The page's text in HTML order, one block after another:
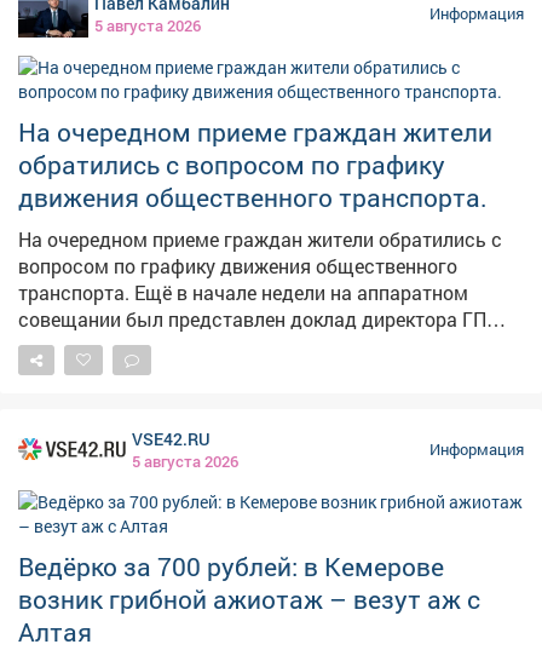
5 августа 2026
Информация
На очередном приеме граждан жители
обратились с вопросом по графику
движения общественного транспорта.
На очередном приеме граждан жители обратились с
вопросом по графику движения общественного
транспорта. Ещё в начале недели на аппаратном
совещании был представлен доклад директора ГП
АТП о работе предприятия. Было поручено учесть
пожелания жителей, хотя понимаю, что всем не
благоустройства дворов, капитального ремонта
домов, личные проблемы правового характера.
Попасть на прием по личным вопросам можно
каждые первую и третью среды месяца по адресу пр.
Строителей 18, общественная приемная граждан.
Предварительная запись по телефону: 2-75-04.
VSE42.RU
5 августа 2026
Информация
Ведёрко за 700 рублей: в Кемерове
возник грибной ажиотаж – везут аж с
Алтая